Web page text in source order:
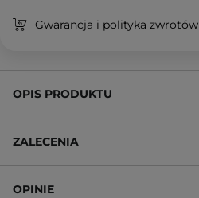
Gwarancja i polityka zwrotów
OPIS PRODUKTU
ZALECENIA
OPINIE